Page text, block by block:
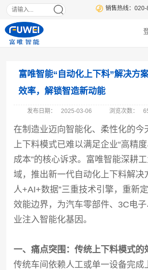
销售热线：
富唯智能“自动化上下料”解决方
效率，解锁智造新动能
发布日期： 2025-03-06 浏览次数：
在制造业迈向智能化、柔性化的今
上下料模式已难以满足企业“高精
成本”的核心诉求。富唯智能深耕
域，推出新一代自动化上下料解决
人+AI+数据”三重技术引擎，重新
效能边界，为汽车零部件、3C电
业注入智能化基因。
一、痛点突围：传统上下料模式的
传统车间依赖人工或单一设备完成